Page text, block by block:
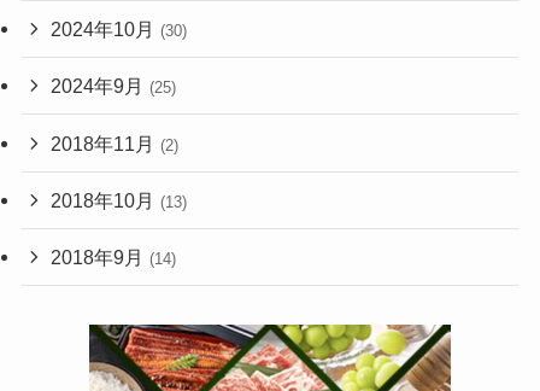
2024年10月 (30)
2024年9月 (25)
2018年11月 (2)
2018年10月 (13)
2018年9月 (14)